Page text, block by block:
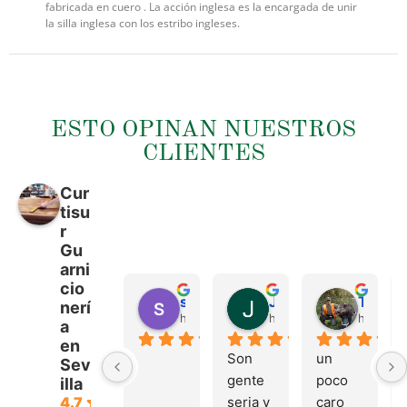
fabricada en cuero . La acción inglesa es la encargada de unir
la silla inglesa con los estribo ingleses.
ESTO OPINAN NUESTROS
CLIENTES
Cur
tisu
r
Gu
arni
cio
nerí
a
en
Sev
illa
4.7
hace 4 meses hace 4 meses
Son
gente
seria y
hace 4
un
poco
caro